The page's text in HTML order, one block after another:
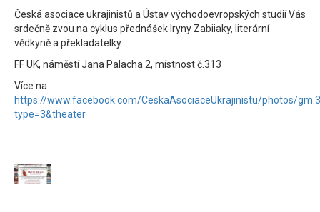
Česká asociace ukrajinistů a Ústav východoevropských studií Vás
srdečně zvou na cyklus přednášek Iryny Zabiiaky, literární
vědkyně a překladatelky.
FF UK, náměstí Jana Palacha 2, místnost č.313
Více na
https://www.facebook.com/CeskaAsociaceUkrajinistu/photos/
type=3&theater